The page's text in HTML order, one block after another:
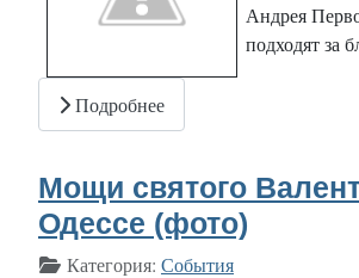
Андрея
подходят за
Подробнее
Мощи святого
Одессе (фото)
Информация о материале
Категория: События